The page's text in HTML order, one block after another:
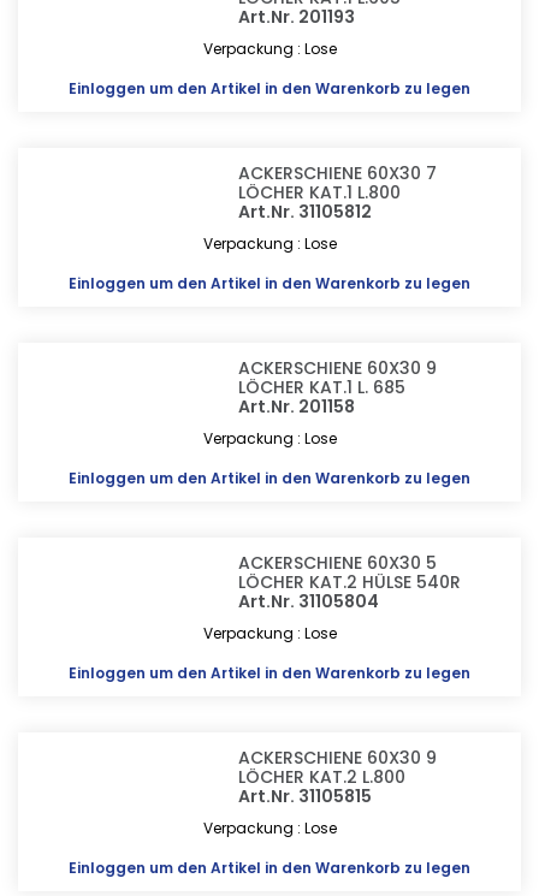
Art.Nr. 201193
Verpackung : Lose
Einloggen um den Artikel in den Warenkorb zu legen
ACKERSCHIENE 60X30 7
LÖCHER KAT.1 L.800
Art.Nr. 31105812
Verpackung : Lose
Einloggen um den Artikel in den Warenkorb zu legen
ACKERSCHIENE 60X30 9
LÖCHER KAT.1 L. 685
Art.Nr. 201158
Verpackung : Lose
Einloggen um den Artikel in den Warenkorb zu legen
ACKERSCHIENE 60X30 5
LÖCHER KAT.2 HÜLSE 540R
Art.Nr. 31105804
Verpackung : Lose
Einloggen um den Artikel in den Warenkorb zu legen
ACKERSCHIENE 60X30 9
LÖCHER KAT.2 L.800
Art.Nr. 31105815
Verpackung : Lose
Einloggen um den Artikel in den Warenkorb zu legen